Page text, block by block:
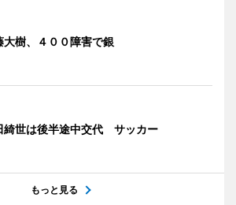
大樹、４００障害で銀
綺世は後半途中交代 サッカー
もっと見る